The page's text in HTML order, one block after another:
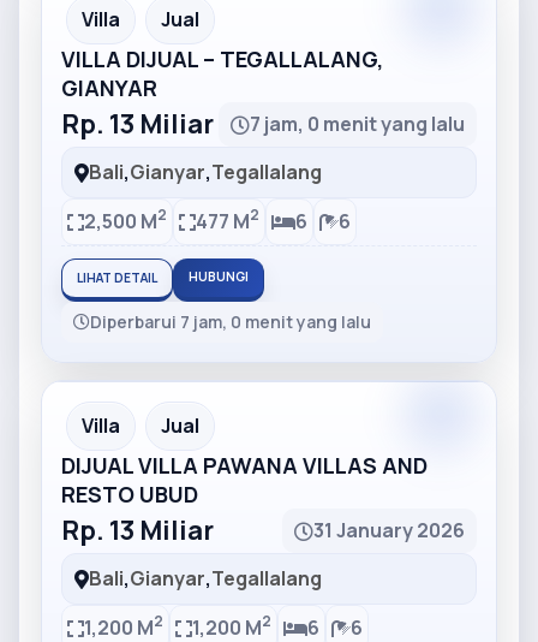
Partner Ad
Villa Jual
VILLA DIJUAL – TEGALLALANG,
GIANYAR
Rp. 13 Miliar
7 jam, 0 menit yang lalu
Bali,Gianyar,Tegallalang
2,500 M2 477 M2 6 6
LIHAT DETAIL HUBUNGI
Diperbarui 7 jam, 0 menit yang lalu
Partner Ad
Villa Jual
DIJUAL VILLA PAWANA VILLAS AND
RESTO UBUD
Rp. 13 Miliar
31 January 2026
Bali,Gianyar,Tegallalang
1,200 M2 1,200 M2 6 6